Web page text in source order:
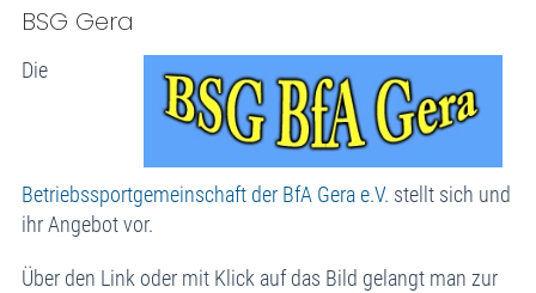
BSG Gera
Die
Betriebssportgemeinschaft der BfA Gera e.V. stellt sich und
ihr Angebot vor.
Über den Link oder mit Klick auf das Bild gelangt man zur